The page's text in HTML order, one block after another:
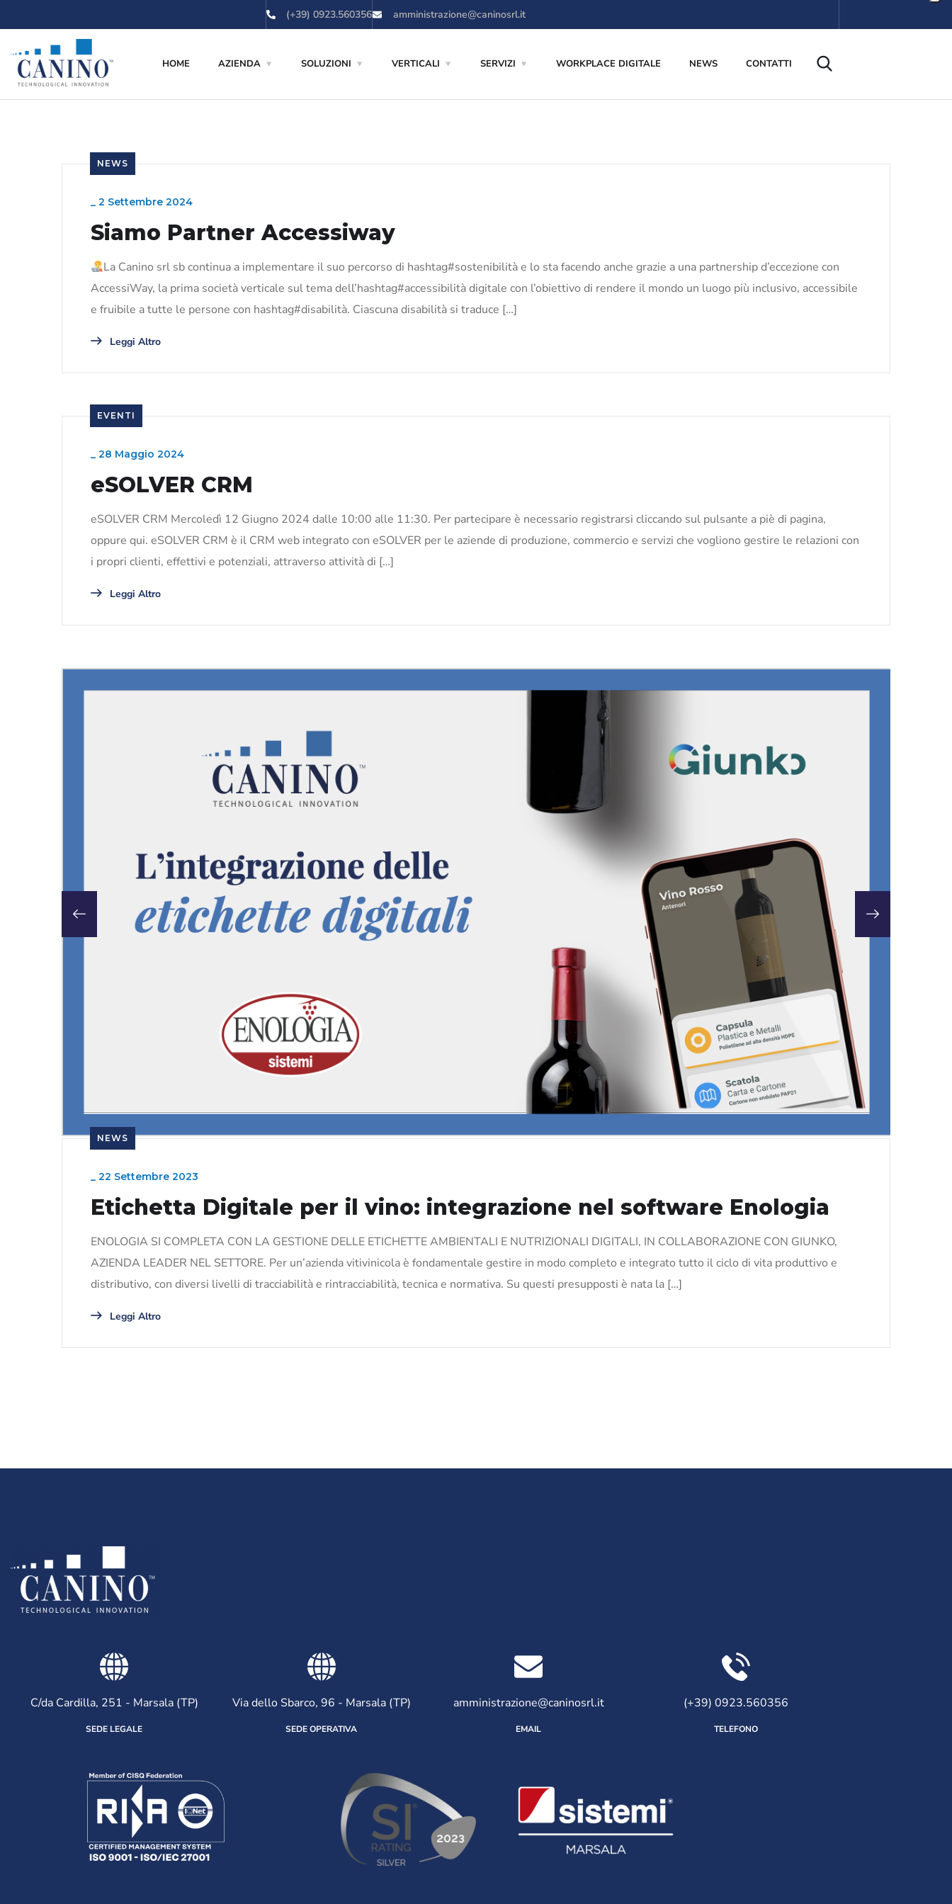
(+39) 0923.560356 amministrazione@caninosrl.it
HOME AZIENDA SOLUZIONI VERTICALI SERVIZI WORKPLACE DIGITALE NEWS CONTATTI
NEWS
_ 2 Settembre 2024
Siamo Partner Accessiway
La Canino srl sb continua a implementare il suo percorso di hashtag#sostenibilità e lo sta facendo anche grazie a una partnership d’eccezione con
AccessiWay, la prima società verticale sul tema dell’hashtag#accessibilità digitale con l’obiettivo di rendere il mondo un luogo più inclusivo, accessibile
e fruibile a tutte le persone con hashtag#disabilità. Ciascuna disabilità si traduce […]
Leggi Altro
EVENTI
_ 28 Maggio 2024
eSOLVER CRM
eSOLVER CRM Mercoledì 12 Giugno 2024 dalle 10:00 alle 11:30. Per partecipare è necessario registrarsi cliccando sul pulsante a piè di pagina,
oppure qui. eSOLVER CRM è il CRM web integrato con eSOLVER per le aziende di produzione, commercio e servizi che vogliono gestire le relazioni con
i propri clienti, effettivi e potenziali, attraverso attività di […]
Leggi Altro
NEWS
_ 22 Settembre 2023
Etichetta Digitale per il vino: integrazione nel software Enologia
ENOLOGIA SI COMPLETA CON LA GESTIONE DELLE ETICHETTE AMBIENTALI E NUTRIZIONALI DIGITALI, IN COLLABORAZIONE CON GIUNKO,
AZIENDA LEADER NEL SETTORE. Per un’azienda vitivinicola è fondamentale gestire in modo completo e integrato tutto il ciclo di vita produttivo e
distributivo, con diversi livelli di tracciabilità e rintracciabilità, tecnica e normativa. Su questi presupposti è nata la […]
Leggi Altro
C/da Cardilla, 251 - Marsala (TP)
SEDE LEGALE
Via dello Sbarco, 96 - Marsala (TP)
SEDE OPERATIVA
amministrazione@caninosrl.it
EMAIL
(+39) 0923.560356
TELEFONO